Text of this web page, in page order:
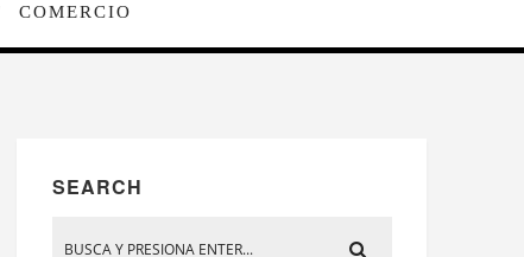
COMERCIO
SEARCH